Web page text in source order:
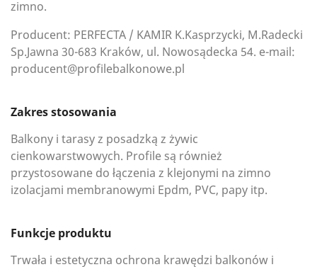
zimno.
Producent: PERFECTA / KAMIR K.Kasprzycki, M.Radecki
Sp.Jawna 30-683 Kraków, ul. Nowosądecka 54. e-mail:
producent@profilebalkonowe.pl
Zakres stosowania
Balkony i tarasy z posadzką z żywic
cienkowarstwowych. Profile są również
przystosowane do łączenia z klejonymi na zimno
izolacjami membranowymi Epdm, PVC, papy itp.
Funkcje produktu
Trwała i estetyczna ochrona krawędzi balkonów i